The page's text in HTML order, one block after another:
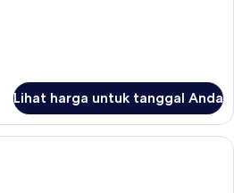
Lihat harga untuk tanggal Anda
Studio (First floor) | Meja kerja,